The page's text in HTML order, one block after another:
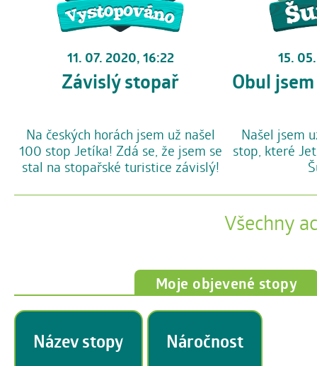
11. 07. 2020, 16:22
Závislý stopař
Na českých horách jsem už našel
100 stop Jetíka! Zdá se, že jsem se
stal na stopařské turistice závislý!
15.
Obul
Našel jsem
stop, které
Všechny
Moje objevené stopy
Název stopy Náročnost